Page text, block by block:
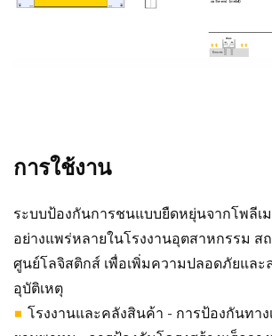
การใช้งาน
ระบบป้องกันการชนแบบยืดหยุ่นจากโพลีเ
อย่างแพร่หลายในโรงงานอุตสาหกรรม ส
ศูนย์โลจิสติกส์ เพื่อเพิ่มความปลอดภัยและ
อุบัติเหตุ
■ โรงงานและคลังสินค้า - การป้องกันทา